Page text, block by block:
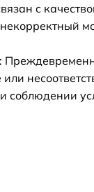
с
или
соблюдении